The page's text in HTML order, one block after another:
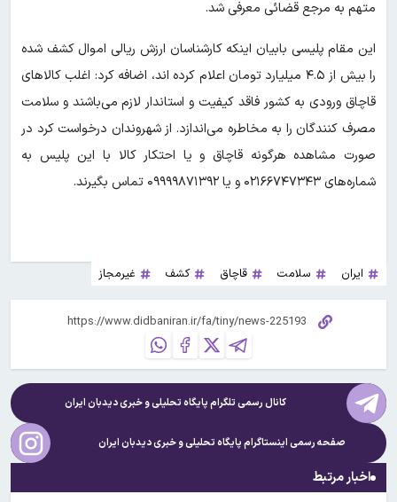
متهم به مرجع قضائی معرفی شد.
این مقام پلیسی بابیان اینکه کارشناسان ارزش ریالی اموال کشف شده
را بیش از ۴.۵ میلیارد تومان اعلام کرده اند، اضافه کرد: اغلب کالاهای
قاچاق ورودی به کشور فاقد کیفیت و استاندار لازم می‌باشند و سلامت
مصرف کنندگان را به مخاطره می‌اندازد. از شهروندان درخواست کرد در
صورت مشاهده هرگونه قاچاق و یا احتکار کالا با این پلیس به
شماره‌های ۰۲۱۶۶۷۴۷۳۴۳ و یا ۰۹۹۹۹۸۷۱۳۹۲ تماس بگیرند.
ایران سلامت قاچاق کشف غیرمجاز
کانال رسمی تلگرام پایگاه تحلیلی و خبریدیدبان ایران
صفحه رسمی اینستاگرام پایگاه تحلیلی و خبریدیدبان ایران
اخبار مرتبط